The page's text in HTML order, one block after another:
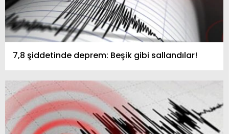
7,8 şiddetinde deprem: Beşik gibi sallandılar!